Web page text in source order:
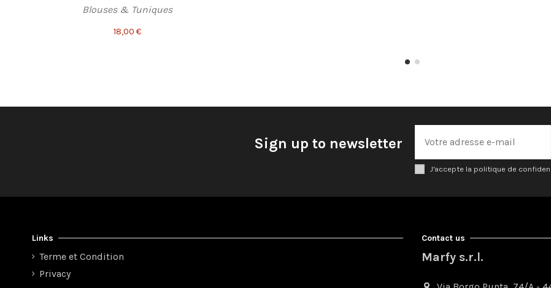
Blouses & Tuniques
18,00 €
Sign up to newsletter
J'accepte la politique de
Links
Terme et Condition
Privacy
Contact us
Marfy s.r.l.